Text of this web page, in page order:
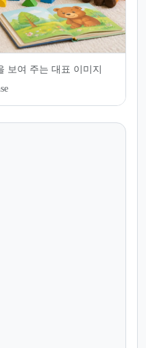
보여 주는 대표 이미지